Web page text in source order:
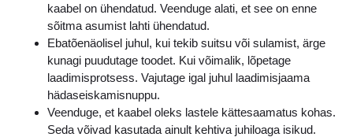
kaabel on ühendatud. Veenduge alati, et see on enne
sõitma asumist lahti ühendatud.
Ebatõenäolisel juhul, kui tekib suitsu või sulamist, ärge
kunagi puudutage toodet. Kui võimalik, lõpetage
laadimisprotsess. Vajutage igal juhul laadimisjaama
hädaseiskamisnuppu.
Veenduge, et kaabel oleks lastele kättesaamatus kohas.
Seda võivad kasutada ainult kehtiva juhiloaga isikud.